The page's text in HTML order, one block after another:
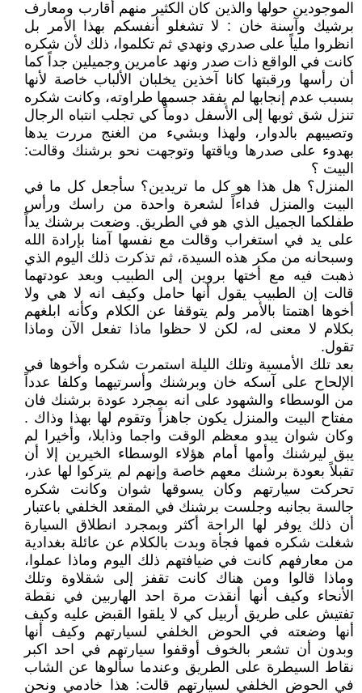
الموجودين حولها والذين كان الكثير منهم أقارب ومعارف
برشيك وآسنة خان : لا تشغلو أنفسكم بهذا الأمر بل
انظروا ملياً على صدري ونهدي ثم تكلموا، ذلك لأن شكره
كانت في الواقع ذات صدر ونهد عامرين وجميلين جداً كما
أن رأسها ورقبتها كانا آخذين يخلبان الألباب خاصة لأنها
بسبب عدم إنجابها لم يفقد جسمها طراوته، وكانت شكره
تنزل شق ثوبها إلى الأسفل دوماً كي تجلب انتباه الرجال
وتصيبهم بالدوار، ولهذا وبشيء من الغنج مررت يدها
بهدوء على صدرها وياقتها وتوجهت نحو برشنك وقالت:
البيت ؟
المنزل؟ هل هذا هو كل ما تريدين؟ سأجعل كل ما في
البيت والمنزل فداءاً لشعرة واحدة من راسك ورأس
طفلكما الجميل الذي هو في الطريق. وضعت برشنك يداً
على يد في استغراب وقالت مع نفسها آمنا بإرادة الله
وسبحانه من مكر هذه السيدة، ثم تذكرت ذلك اليوم الذي
ذهبت فيه مع أختها بروين إلى الطبيب وبعد عودتهما
قالت إن الطبيب يقول أنها حامل وكيف انه لا هي ولا
أخوها اهتمتا بالأمر ولم يتوقفا عن الكلام وكأنه ابلغهم
بكلام لا معنى له، لكن لا حظوا ماذا تفعل الآن وماذا
تقول.
بعد تلك الأمسية وتلك الليلة استمرت شكره وأخوها في
الإلحاح على آسكه خان وبرشنك وأسرتيهما وكلفا عدداً
من الوسطاء والشهود على انه بمجرد عودة برشنك فان
مفتاح البيت والمنزل يكون جاهزاً وتقوم لها بهذا وذاك .
وكان شوان يبدو معظم الوقت واجما وذابلا، وأخيرا لم
يبق ليرشنك وأمها أمام هؤلاء الوسطاء الخيرين إلا أن
تقبلاً بعودة برشنك معهم خاصة وإنهم لم يتركوا لها عذر،
تحركت سيارتهم وكان يسوقها شوان وكانت شكره
جالسة بجانبه وجلست برشنك في المقعد الخلفي باعتبار
أن ذلك يوفر لها الراحة أكثر وبمجرد انطلاق السيارة
شغلت شكره فمها فجأة وبدت بالكلام عن عائلة بغدادية
من معارفهم كانت في ضيافتهم ذلك اليوم وماذا عملوا،
وماذا قالوا ومن هناك كانت تقفز إلى شقلاوة وتلك
الأنحاء وكيف أنها أنقذت مرة احد الهاربين في نقطة
تفتيش على طريق أربيل كي لا يلقوا القبض عليه وكيف
أنها وضعته في الحوض الخلفي لسيارتهم وكيف أنها
وبدون أن تشعر بالخوف أوقفوا سيارتهم في احد اكبر
نقاط السيطرة على الطريق وعندما سألوها عن الشاب
في الحوض الخلفي لسيارتهم قالت: هذا خادمي ونحن